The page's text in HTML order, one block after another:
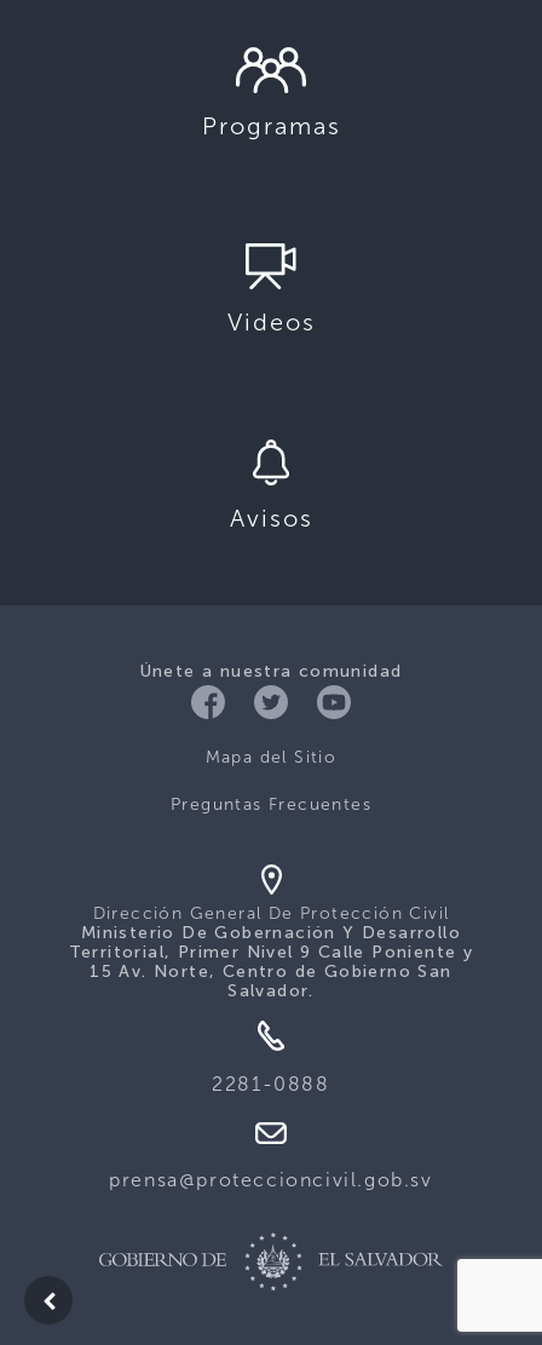
Programas
Videos
Avisos
Únete a nuestra comunidad
Mapa del Sitio
Preguntas Frecuentes
Dirección General De Protección Civil
Ministerio De Gobernación Y Desarrollo
Territorial, Primer Nivel 9 Calle Poniente y
15 Av. Norte, Centro de Gobierno San
Salvador.
2281-0888
prensa@proteccioncivil.gob.sv